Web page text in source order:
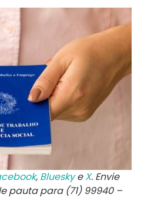
, BlueskyeX. Envie
pauta para (71) 99940 –